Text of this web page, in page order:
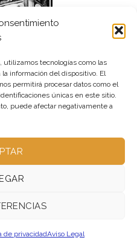
utilizamos tecnologías como las
información del dispositivo. El
permitirá procesar datos como el
únicas en este sitio.
puede afectar negativamente a
de privacidadAviso Legal
UTILIZADA